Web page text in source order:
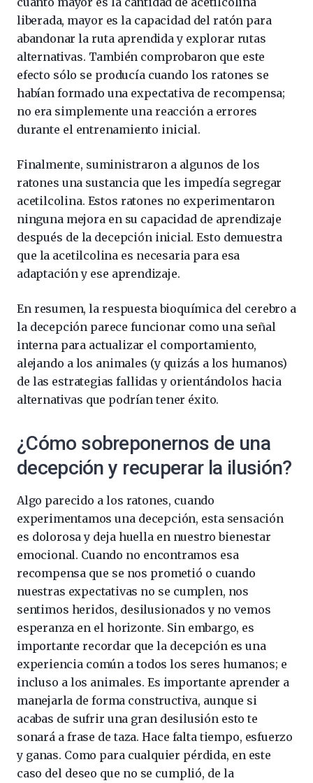
liberada, mayor es la capacidad del ratón para
abandonar la ruta aprendida y explorar rutas
alternativas. También comprobaron que este
efecto sólo se producía cuando los ratones se
habían formado una expectativa de recompensa;
no era simplemente una reacción a errores
durante el entrenamiento inicial.
Finalmente, suministraron a algunos de los
ratones una sustancia que les impedía segregar
acetilcolina. Estos ratones no experimentaron
ninguna mejora en su capacidad de aprendizaje
después de la decepción inicial. Esto demuestra
que la acetilcolina es necesaria para esa
adaptación y ese aprendizaje.
En resumen, la respuesta bioquímica del cerebro a
la decepción parece funcionar como una señal
interna para actualizar el comportamiento,
alejando a los animales (y quizás a los humanos)
de las estrategias fallidas y orientándolos hacia
alternativas que podrían tener éxito.
¿Cómo sobreponernos de una
decepción y recuperar la ilusión?
Algo parecido a los ratones, cuando
experimentamos una decepción, esta sensación
es dolorosa y deja huella en nuestro bienestar
emocional. Cuando no encontramos esa
recompensa que se nos prometió o cuando
nuestras expectativas no se cumplen, nos
sentimos heridos, desilusionados y no vemos
esperanza en el horizonte. Sin embargo, es
importante recordar que la decepción es una
experiencia común a todos los seres humanos; e
incluso a los animales. Es importante aprender a
manejarla de forma constructiva, aunque si
acabas de sufrir una gran desilusión esto te
sonará a frase de taza. Hace falta tiempo, esfuerzo
y ganas. Como para cualquier pérdida, en este
caso del deseo que no se cumplió, de la